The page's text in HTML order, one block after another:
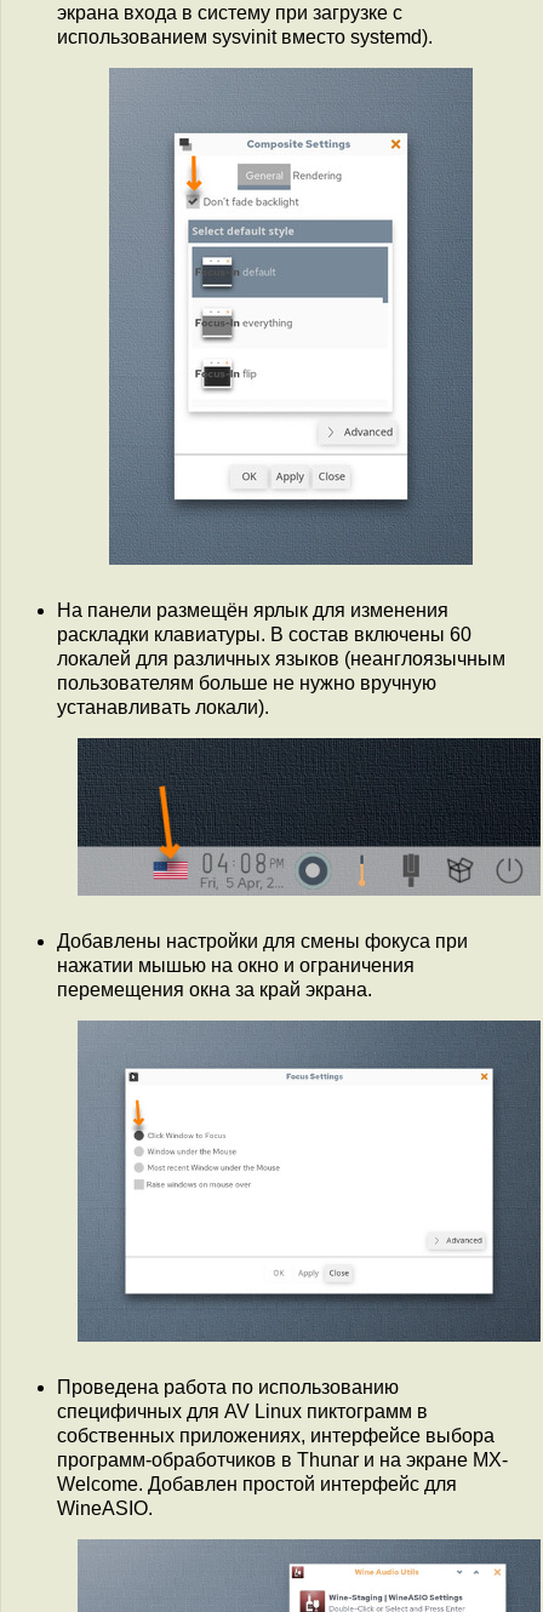
экрана входа в систему при загрузке с
использованием sysvinit вместо systemd).
На панели размещён ярлык для изменения
раскладки клавиатуры. В состав включены 60
локалей для различных языков (неанглоязычным
пользователям больше не нужно вручную
устанавливать локали).
Добавлены настройки для смены фокуса при
нажатии мышью на окно и ограничения
перемещения окна за край экрана.
Проведена работа по использованию
специфичных для AV Linux пиктограмм в
собственных приложениях, интерфейсе выбора
программ-обработчиков в Thunar и на экране MX-
Welcome. Добавлен простой интерфейс для
WineASIO.